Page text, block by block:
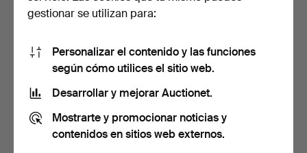
CUCHARA DE SERVIR,
plata, probablemente si…
Subastado 18 jul 2026
65 USD
CUCHARA DE SERVIR,
Subastado 18 jul 2026
112 USD
gestionar se utilizan para:
Personalizar el contenido y las funciones
según cómo utilices el sitio web.
Desarrollar y mejorar Auctionet.
Mostrarte y promocionar noticias y
contenidos en sitios web externos.